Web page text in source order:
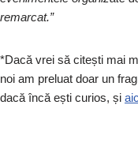
remarcat.”
*Dacă vrei să citești mai
noi am preluat doar un
dacă încă ești curios, și